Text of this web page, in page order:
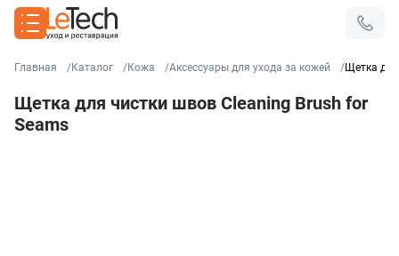
Главная Каталог Кожа Аксессуары для ухода за кожей Щетка
Щетка для чистки швов Cleaning Brush for
Seams